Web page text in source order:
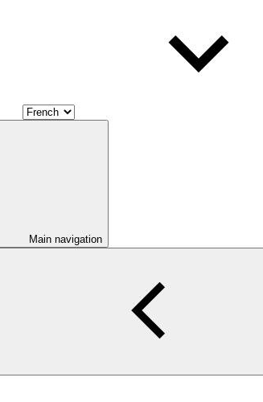
Main navigation